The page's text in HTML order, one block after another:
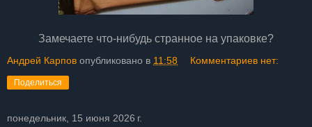
Замечаете что-нибудь странное на упаковке?
Андрей Карпов опубликовано в 11:58 Комментариев нет:
Поделиться
понедельник, 15 июня 2026 г.